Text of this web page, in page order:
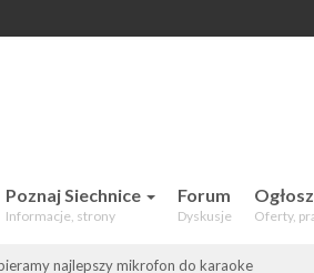
Poznaj Siechnice
Informacje, strony
Forum
Dyskusje Oferty,
najlepszy mikrofon do karaoke